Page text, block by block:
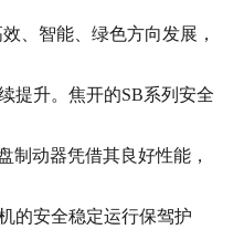
、智能、绿色方向发展，
提升。焦开的SB系列安全
制动器凭借其良好性能，
的安全稳定运行保驾护